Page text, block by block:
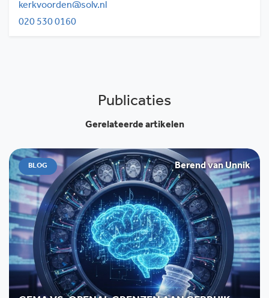
kerkvoorden@solv.nl
020 530 0160
Publicaties
Gerelateerde artikelen
BLOG Berend van Unnik